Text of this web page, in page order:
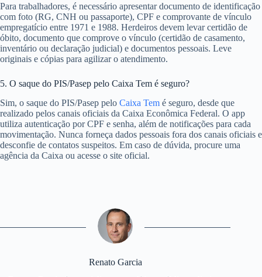
Para trabalhadores, é necessário apresentar documento de identificação
com foto (RG, CNH ou passaporte), CPF e comprovante de vínculo
empregatício entre 1971 e 1988. Herdeiros devem levar certidão de
óbito, documento que comprove o vínculo (certidão de casamento,
inventário ou declaração judicial) e documentos pessoais. Leve
originais e cópias para agilizar o atendimento.
5. O saque do PIS/Pasep pelo Caixa Tem é seguro?
Sim, o saque do PIS/Pasep pelo Caixa Tem é seguro, desde que
realizado pelos canais oficiais da Caixa Econômica Federal. O app
utiliza autenticação por CPF e senha, além de notificações para cada
movimentação. Nunca forneça dados pessoais fora dos canais oficiais e
desconfie de contatos suspeitos. Em caso de dúvida, procure uma
agência da Caixa ou acesse o site oficial.
Renato Garcia